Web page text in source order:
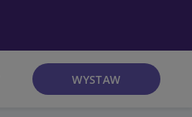
WYSTAW